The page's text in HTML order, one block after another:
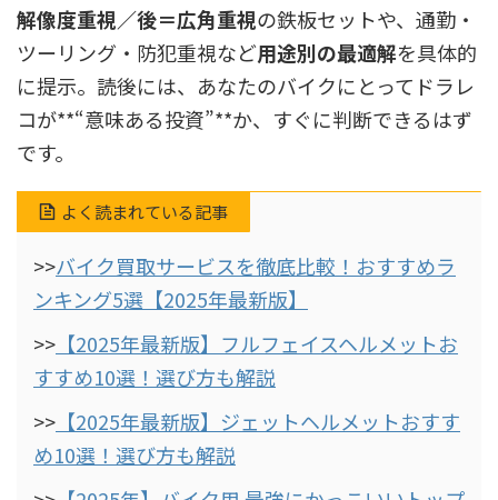
解像度重視／後＝広角重視の鉄板セットや、通勤・
ツーリング・防犯重視など用途別の最適解を具体的
に提示。読後には、あなたのバイクにとってドラレ
コが**“意味ある投資”**か、すぐに判断できるはず
です。
よく読まれている記事
>>バイク買取サービスを徹底比較！おすすめラ
ンキング5選【2025年最新版】
>> 【2025年最新版】フルフェイスヘルメットお
すすめ10選！選び方も解説
>> 【2025年最新版】ジェットヘルメットおすす
め10選！選び方も解説